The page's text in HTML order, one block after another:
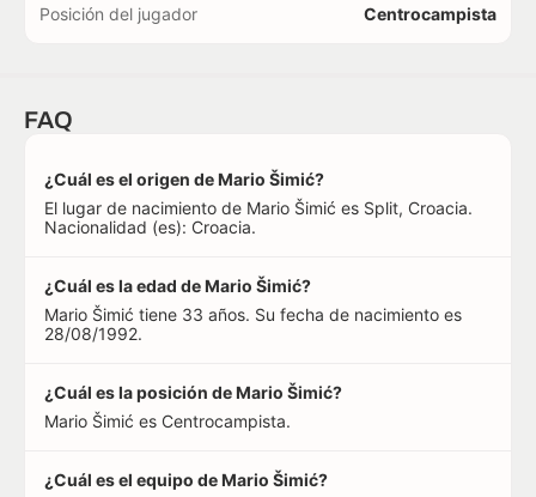
Posición del jugador Centrocampista
FAQ
¿Cuál es el origen de Mario Šimić?
El lugar de nacimiento de Mario Šimić es Split, Croacia.
Nacionalidad (es): Croacia.
¿Cuál es la edad de Mario Šimić?
Mario Šimić tiene 33 años. Su fecha de nacimiento es
28/08/1992.
¿Cuál es la posición de Mario Šimić?
Mario Šimić es Centrocampista.
¿Cuál es el equipo de Mario Šimić?